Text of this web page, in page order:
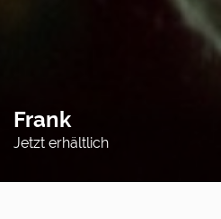
Frank
Jetzt erhältlich